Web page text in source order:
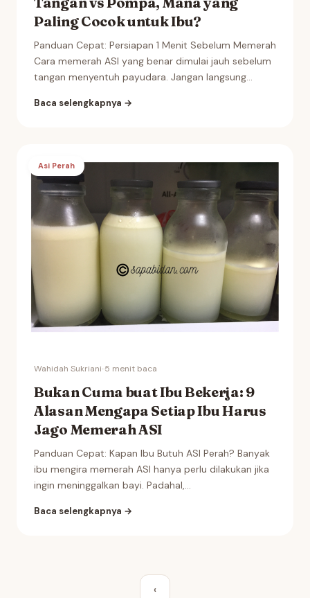
Paling Cocok untuk Ibu?
Panduan Cepat: Persiapan 1 Menit Sebelum Memerah
Cara memerah ASI yang benar dimulai jauh sebelum
tangan menyentuh payudara. Jangan langsung...
Baca selengkapnya →
Asi Perah
Wahidah Sukriani··5 menit baca
Bukan Cuma buat Ibu Bekerja: 9
Alasan Mengapa Setiap Ibu Harus
Jago Memerah ASI
Panduan Cepat: Kapan Ibu Butuh ASI Perah? Banyak
ibu mengira memerah ASI hanya perlu dilakukan jika
ingin meninggalkan bayi. Padahal,...
Baca selengkapnya →
Posts
‹